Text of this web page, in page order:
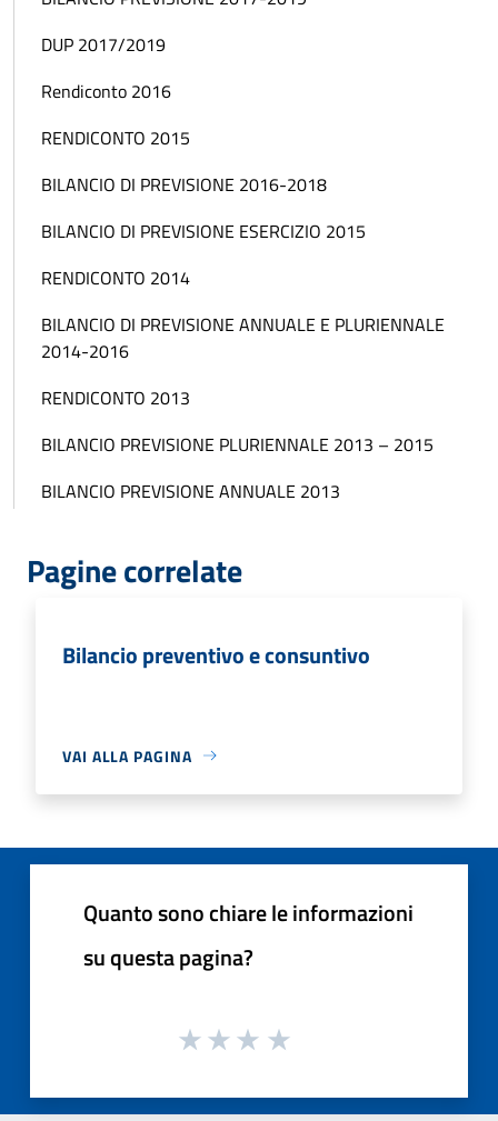
DUP 2017/2019
Rendiconto 2016
RENDICONTO 2015
BILANCIO DI PREVISIONE 2016-2018
BILANCIO DI PREVISIONE ESERCIZIO 2015
RENDICONTO 2014
BILANCIO DI PREVISIONE ANNUALE E PLURIENNALE
2014-2016
RENDICONTO 2013
BILANCIO PREVISIONE PLURIENNALE 2013 – 2015
BILANCIO PREVISIONE ANNUALE 2013
Pagine correlate
Bilancio preventivo e consuntivo
VAI ALLA PAGINA
Quanto sono chiare le informazioni
su questa pagina?